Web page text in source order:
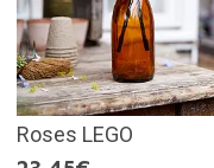
Roses LEGO